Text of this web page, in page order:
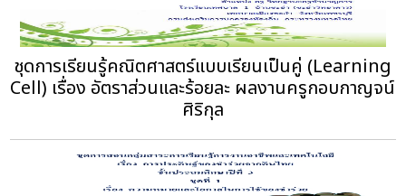
ชุดการเรียนรู้คณิตศาสตร์แบบเรียนเป็นคู่ (Learning
Cell) เรื่อง อัตราส่วนและร้อยละ ผลงานครูกอบกาญจน์
ศิริกุล